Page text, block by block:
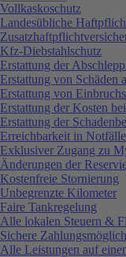
Vollkaskoschutz
Landesübliche
Kfz-Diebstahlschutz
Erstattung der
Erstattung von Schäden
Erstattung von
Erstattung der Kosten
Erstattung der
Erreichbarkeit in
Exklusiver Zugang zu
Änderungen der
Kostenfreie Stornierung
Unbegrenzte Kilometer
Faire Tankregelung
Alle lokalen Steuern &
Sichere
Alle Leistungen auf